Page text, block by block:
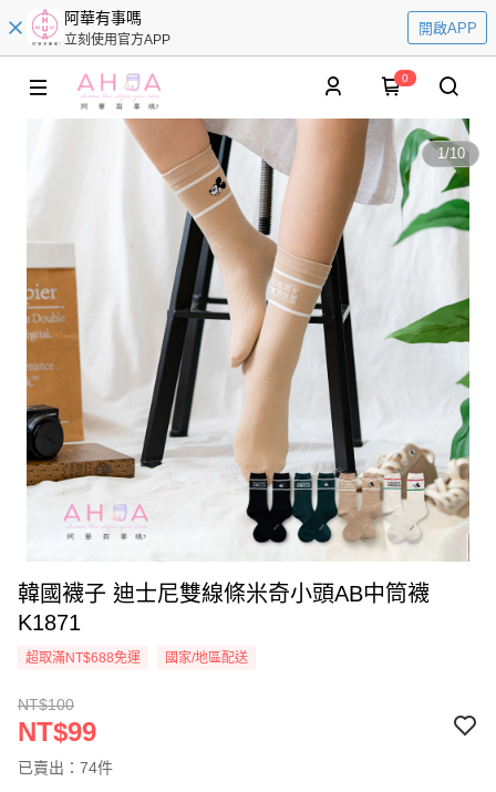
阿華有事嗎
立刻使用官方APP
開啟APP
0
1/10
韓國襪子 迪士尼雙線條米奇小頭AB中筒襪
K1871
超取滿NT$688免運 國家/地區配送
NT$100
NT$99
已賣出：74件